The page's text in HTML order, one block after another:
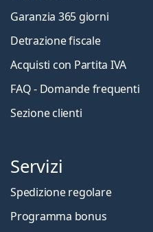
Garanzia 365 giorni
Detrazione fiscale
Acquisti con Partita IVA
FAQ - Domande frequenti
Sezione clienti
Servizi
Spedizione regolare
Programma bonus